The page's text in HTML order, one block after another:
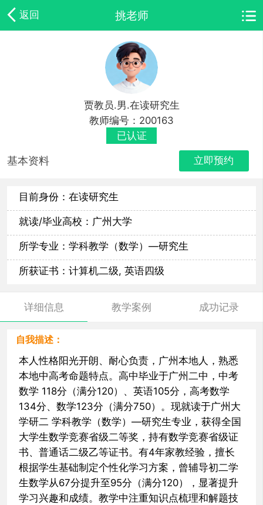
返回 挑老师
贾教员.男.在读研究生
教师编号：200163
已认证
基本资料 立即预约
目前身份：在读研究生
就读/毕业高校：广州大学
所学专业：学科教学（数学）—研究生
所获证书：计算机二级, 英语四级
详细信息 教学案例 成功记录
自我描述：
本人性格阳光开朗、耐心负责，广州本地人，熟悉
本地中高考命题特点。高中毕业于广州二中，中考
数学 118分（满分120）、英语105分，高考数学
134分、数学123分（满分750）。现就读于广州大
学研二 学科教学（数学）—研究生专业，获得全国
大学生数学竞赛省级二等奖，持有数学竞赛省级证
书、普通话二级乙等证书。有4年家教经验，擅长
根据学生基础制定个性化学习方案，曾辅导初二学
生数学从67分提升至95分（满分120），显著提升
学习兴趣和成绩。教学中注重知识点梳理和解题技